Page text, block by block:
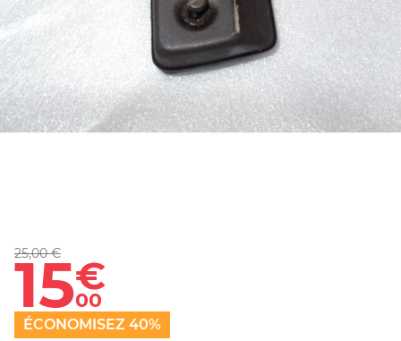
25,00 €
15€
00
ÉCONOMISEZ 40%